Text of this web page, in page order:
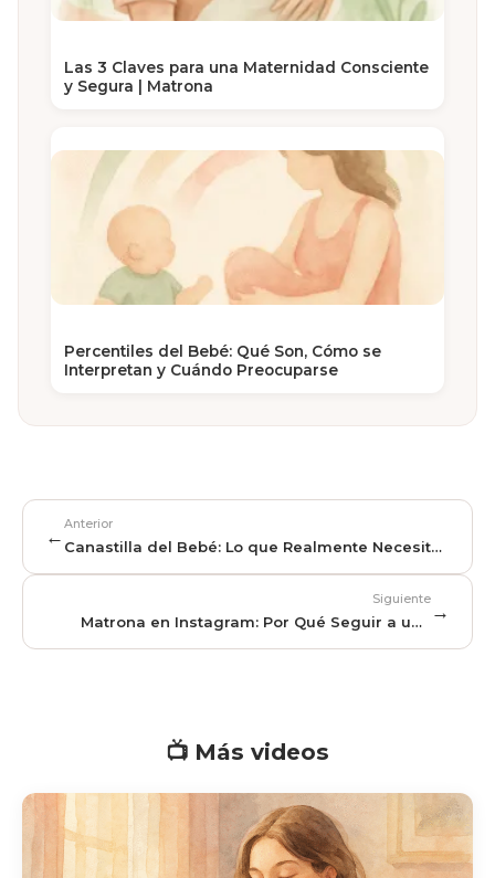
Las 3 Claves para una Maternidad Consciente
y Segura | Matrona
Percentiles del Bebé: Qué Son, Cómo se
Interpretan y Cuándo Preocuparse
←
Anterior
Canastilla del Bebé: Lo que Realmente Necesitas
(y lo que No)
Siguiente
Matrona en Instagram: Por Qué Seguir a una
Profesional en Redes
→
📺 Más videos